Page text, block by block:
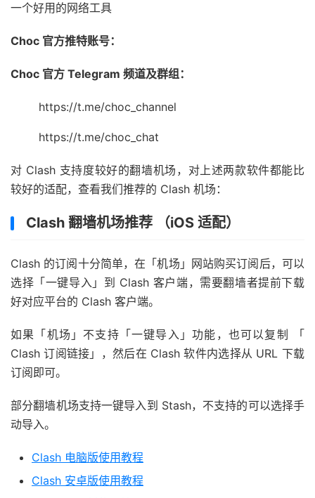
一个好用的网络工具
Choc 官方推特账号：
Choc 官方 Telegram 频道及群组：
https://t.me/choc_channel
https://t.me/choc_chat
对 Clash 支持度较好的翻墙机场，对上述两款软件都能比
较好的适配，查看我们推荐的 Clash 机场：
Clash 翻墙机场推荐 （iOS 适配）
Clash 的订阅十分简单，在「机场」网站购买订阅后，可以
选择「一键导入」到 Clash 客户端，需要翻墙者提前下载
好对应平台的 Clash 客户端。
如果「机场」不支持「一键导入」功能，也可以复制 「
Clash 订阅链接」，然后在 Clash 软件内选择从 URL 下载
订阅即可。
部分翻墙机场支持一键导入到 Stash，不支持的可以选择手
动导入。
Clash 电脑版使用教程
Clash 安卓版使用教程